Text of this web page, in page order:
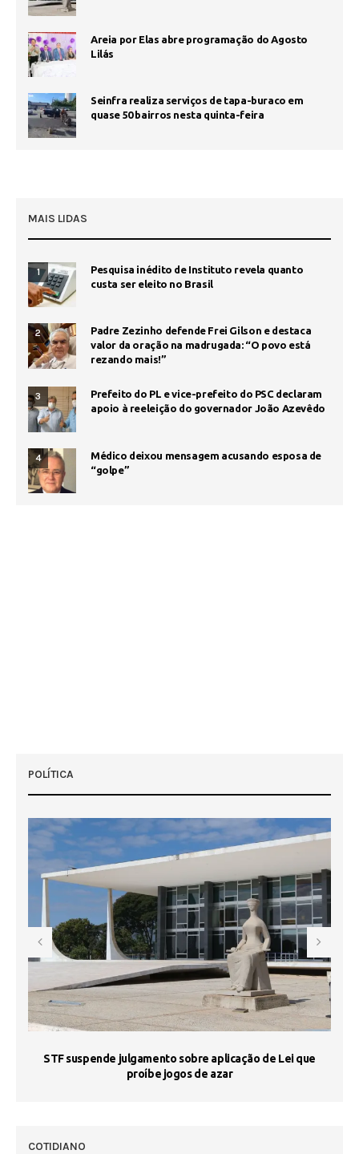
Areia por Elas abre programação do Agosto
Lilás
Seinfra realiza serviços de tapa-buraco em
quase 50 bairros nesta quinta-feira
MAIS LIDAS
1
Pesquisa inédito de Instituto revela quanto
custa ser eleito no Brasil
2
Padre Zezinho defende Frei Gilson e destaca
valor da oração na madrugada: “O povo está
rezando mais!”
3
Prefeito do PL e vice-prefeito do PSC declaram
apoio à reeleição do governador João Azevêdo
4
Médico deixou mensagem acusando esposa de
“golpe”
POLÍTICA
STF suspende julgamento sobre aplicação de Lei que
proíbe jogos de azar
COTIDIANO